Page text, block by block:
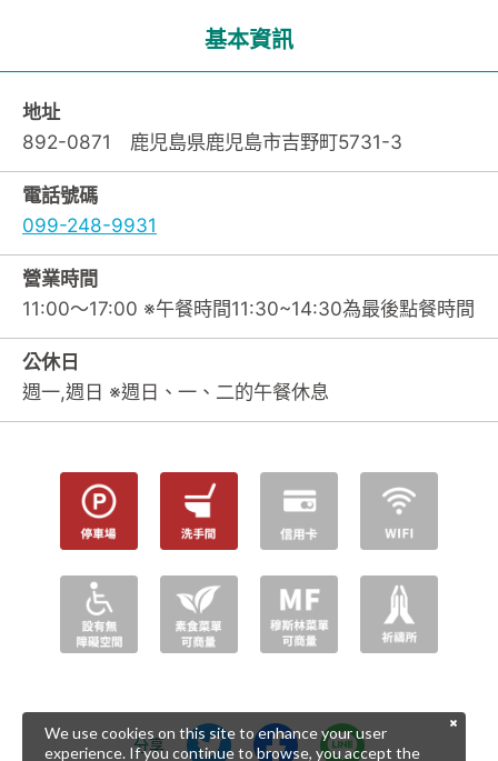
基本資訊
地址
892-0871 鹿児島県鹿児島市吉野町5731-3
電話號碼
099-248-9931
營業時間
11:00～17:00 ※午餐時間11:30~14:30為最後點餐時間
公休日
週一,週日 ※週日、一、二的午餐休息
分享
We use cookies on this site to enhance your user
experience. If you continue to browse, you accept the